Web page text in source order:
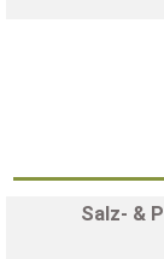
Salz- &